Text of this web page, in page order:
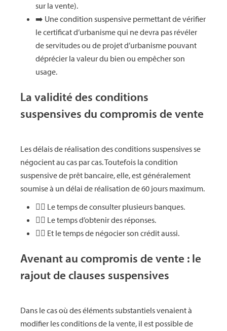
sur la vente).
➡️ Une condition suspensive permettant de vérifier
le certificat d’urbanisme qui ne devra pas révéler
de servitudes ou de projet d’urbanisme pouvant
déprécier la valeur du bien ou empêcher son
usage.
La validité des conditions
suspensives du compromis de vente
Les délais de réalisation des conditions suspensives se
négocient au cas par cas. Toutefois la condition
suspensive de prêt bancaire, elle, est généralement
soumise à un délai de réalisation de 60 jours maximum.
👉🏻 Le temps de consulter plusieurs banques.
👉🏻 Le temps d’obtenir des réponses.
👉🏻 Et le temps de négocier son crédit aussi.
Avenant au compromis de vente : le
rajout de clauses suspensives
Dans le cas où des éléments substantiels venaient à
modifier les conditions de la vente, il est possible de